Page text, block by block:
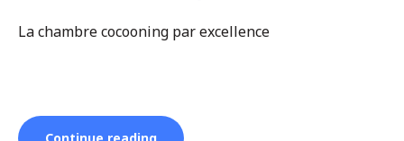
La chambre cocooning par excellence
“Chambre